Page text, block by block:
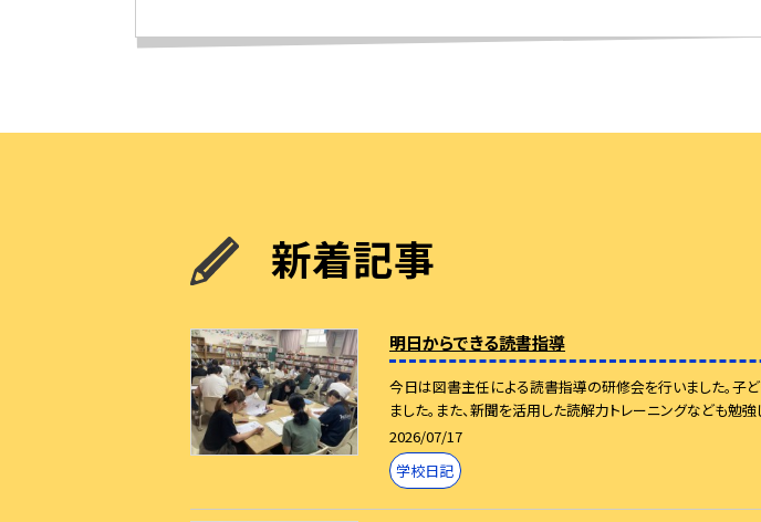
新着記事
明日からできる読書指導
今日は図書主任による読書指導の研修会を行いました。子
ました。また、新聞を活用した読解力トレーニングなども勉強
2026/07/17
学校日記